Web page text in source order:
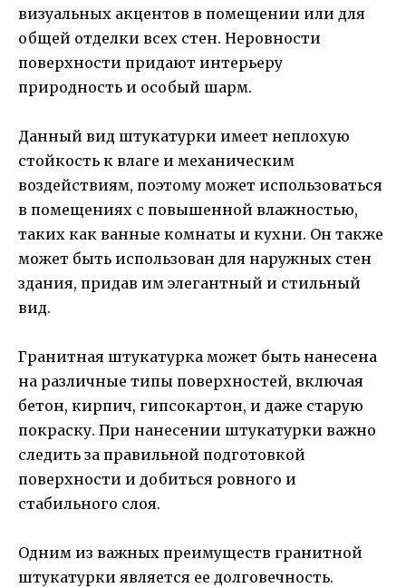
визуальных акцентов в помещении или для
общей отделки всех стен. Неровности
поверхности придают интерьеру
природность и особый шарм.
Данный вид штукатурки имеет неплохую
стойкость к влаге и механическим
воздействиям, поэтому может использоваться
в помещениях с повышенной влажностью,
таких как ванные комнаты и кухни. Он также
может быть использован для наружных стен
здания, придав им элегантный и стильный
вид.
Гранитная штукатурка может быть нанесена
на различные типы поверхностей, включая
бетон, кирпич, гипсокартон, и даже старую
покраску. При нанесении штукатурки важно
следить за правильной подготовкой
поверхности и добиться ровного и
стабильного слоя.
Одним из важных преимуществ гранитной
штукатурки является ее долговечность.